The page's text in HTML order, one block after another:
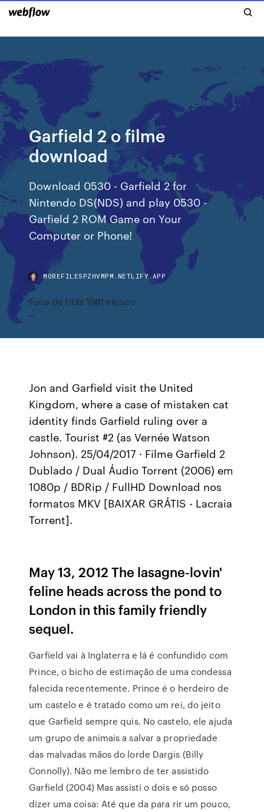
Garfield 2 o filme
download
Download 0530 - Garfield 2 for
Nintendo DS(NDS) and play 0530 -
Garfield 2 ROM Game on Your
Computer or Phone!
MOREFILESPZHVMPM.NETLIFY.APP
Furia de titãs 1981 elenco
Jon and Garfield visit the United
Kingdom, where a case of mistaken cat
identity finds Garfield ruling over a
castle. Tourist #2 (as Vernée Watson
Johnson). 25/04/2017 · Filme Garfield 2
Dublado / Dual Áudio Torrent (2006) em
1080p / BDRip / FullHD Download nos
formatos MKV [BAIXAR GRÁTIS - Lacraia
Torrent].
May 13, 2012 The lasagne-lovin'
feline heads across the pond to
London in this family friendly
sequel.
Garfield vai à Inglaterra e lá é confundido com
Prince, o bicho de estimação de uma condessa
falecida recentemente. Prince é o herdeiro de
um castelo e é tratado como um rei, do jeito
que Garfield sempre quis. No castelo, ele ajuda
um grupo de animais a salvar a propriedade
das malvadas mãos do lorde Dargis (Billy
Connolly). Não me lembro de ter assistido
Garfield (2004) Mas assisti o dois e só posso
dizer uma coisa: Até que da para rir um pouco,